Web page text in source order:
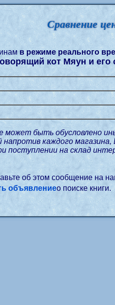
Сравнение
в режиме реального
кот Мяун и его
быть обусловлено
напротив каждого
поступлении на склад
об этом сообщение на
объявлениео поиске книги.